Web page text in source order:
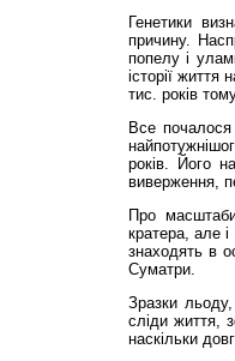
Генетики
причину.
попелу і
історії
тис. років
Все
років. Його
виверження,
Про
кратера, але і
знаходять в
Суматри.
Зразки льоду,
сліди життя,
наскільки